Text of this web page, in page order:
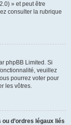
» et peut être
consulter la rubrique
phpBB Limited. Si
veuillez
pourrez voter pour
les vôtres.
d’ordres légaux liés